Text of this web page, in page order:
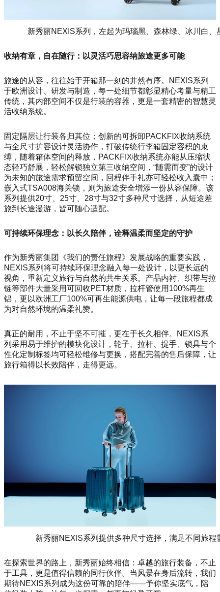
新秀丽NEXIS系列，左起为玛瑙黑、森林绿、冰川白、
收纳有章，自在随行：以灵活巧思容纳旅途更多可能
旅途的从容，往往始于开箱那一刻的井然有序。NEXIS系列
于欧洲设计、研发与制造，每一处细节都彰显精心考量与精工
传统，其内部空间不仅是行装的容器，更是一套精密的智慧灵
活收纳系统。
固定隔层让行装各归其位；创新的可拆卸PACKFIX收纳系统
与全尺寸扩容设计灵活协作，打破传统行李箱固定容积的束
缚，随着箱体空间的释放，PACKFIX收纳系统亦能从压缩状
态轻巧舒展，轻松解锁独立第三收纳空间，“随需而变”的设计
为未知的旅途需求预留空间，回程伴手礼亦可轻松收入囊中；
嵌入式TSA008海关锁，则为旅途安全增添一份从容保障。该
系列提供20寸、25寸、28寸与32寸多种尺寸选择，从短途差
旅到长途漫游，皆可随心适配。
可持续环保理念：以长久陪伴，诠释温柔而坚定的守护
作为新秀丽集团《我们的责任旅程》发展战略的重要实践，
NEXIS系列将可持续环保理念融入每一处设计，以更长远的
视角，重新定义旅行与自然的共生关系。产品内衬、织带与拉
链等部件大量采用可回收PET材质，拉杆管使用100%再生
铝，更以欧洲工厂100%可再生能源供电，让每一段旅程都成
为对自然环境的温柔礼赞。
真正的耐用，不止于坚不可摧，更在于长久相伴。NEXIS系
列采用易于维护的模块化设计，轮子、拉杆、提手、锁具与个
性化定制标签均可轻松维修与更换，搭配完善的售后保障，让
旅行箱得以长效陪伴，走得更远。
新秀丽NEXIS系列提供多种尺寸选择，满足不同旅程
在探索世界的路上，新秀丽始终相信：卓越的旅行装备，不止
于工具，更是值得信赖的同行伙伴。当风景在身后流转，我们
期待NEXIS系列成为这份可靠的陪伴——予你坚实底气，陪